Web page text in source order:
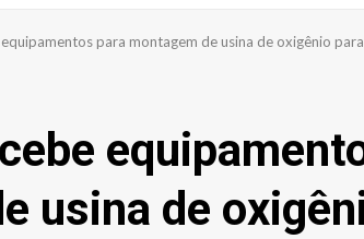
para montagem de usina de oxigênio
usina de